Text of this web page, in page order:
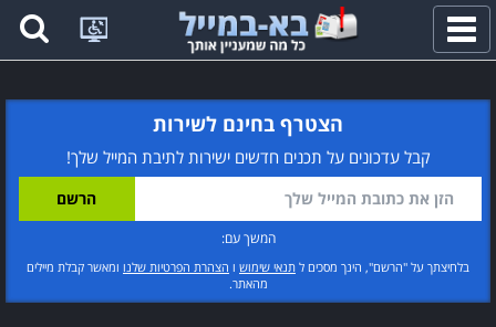
פתח
תפריט
הצטרף בחינם לשירות
קבל עדכונים על תכנים חדשים ישירות לתיבת המייל שלך!
המשך עם:
בלחיצתך על "הרשם", הינך מסכים ל תנאי שימוש ו הצהרת הפרטיות שלנו ומאשר קבלת מיילים
מהאתר.